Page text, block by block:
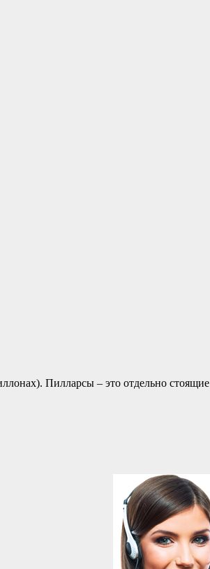
Пилларсы – это отдельно